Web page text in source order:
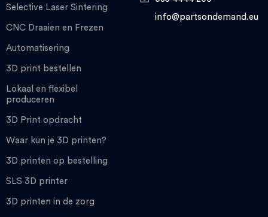
Selective Laser Sintering
CNC Draaien en Frezen
Automatisering
3D print bestellen
Lokaal en flexibel
produceren
3D Print opdracht
Waar kun je 3D printen?
3D printen op bestelling
SLS 3D printer
3D printen in de zorg
info@partsondemand.eu